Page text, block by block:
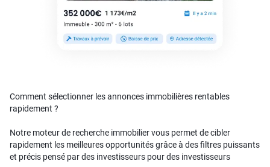
Comment sélectionner les annonces immobilières rentables
rapidement ?
Notre moteur de recherche immobilier vous permet de cibler
rapidement les meilleures opportunités grâce à des filtres puissants
et précis pensé par des investisseurs pour des investisseurs